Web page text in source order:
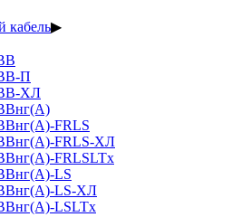
кабель▶
П
ХЛ
FRLS
FRLS-ХЛ
FRLSLTx
LS
LS-ХЛ
LSLTx